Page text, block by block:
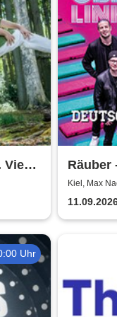
Vier
Räuber
Rechts
Kiel, Max
Uhr